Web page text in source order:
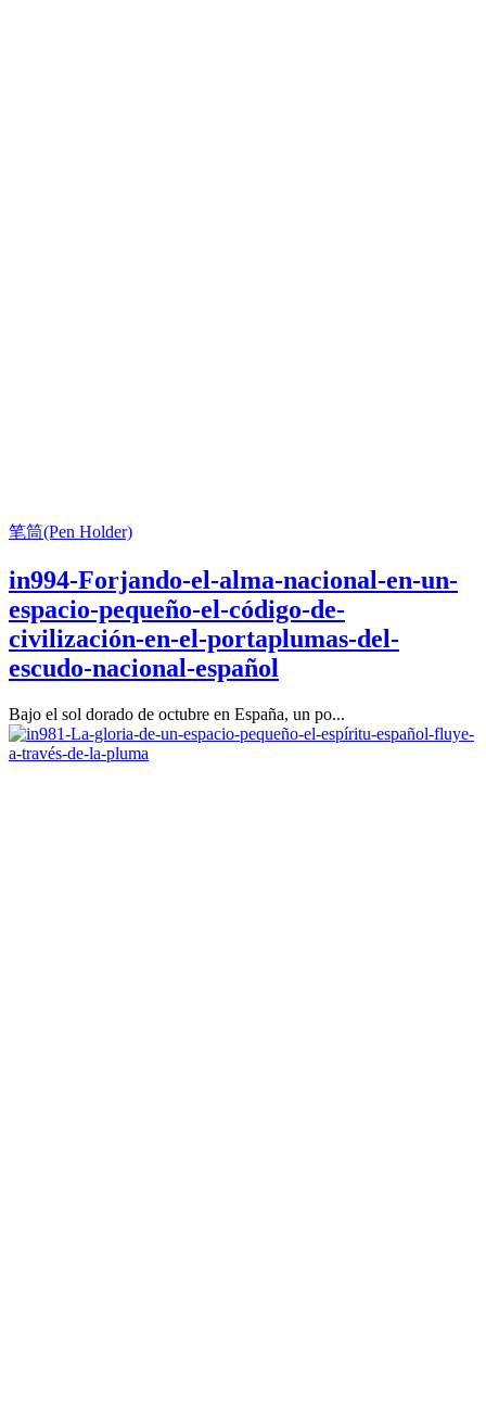
笔筒(Pen Holder)
in994-Forjando-el-alma-nacional-en-un-
espacio-pequeño-el-código-de-
civilización-en-el-portaplumas-del-
escudo-nacional-español
Bajo el sol dorado de octubre en España, un po...